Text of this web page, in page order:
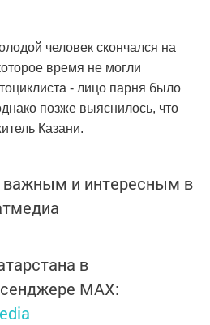
человек скончался на
время не могли
- лицо парня было
позже выяснилось, что
Казани.
и интересным в
в
MАХ: